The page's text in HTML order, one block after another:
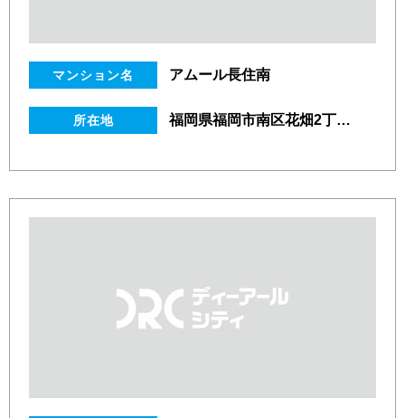
マンション名 アムール長住南
所在地 福岡県福岡市南区花畑2丁目45番21号